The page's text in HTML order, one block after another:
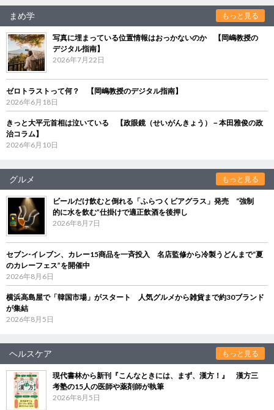
まめ学 もっと見る
写真に埋まっている位置情報はおっかないのか 【岡嶋教授の
デジタル指南】
2026年7月22日
ゼロトラストって何？ 【岡嶋教授のデジタル指南】
2026年6月18日
きっと大平元首相は泣いている 【政眼鏡（せいがんきょう）－本田雅俊の政
治コラム】
2026年6月10日
グルメ もっと見る
ビールだけ飲むと倒れる「ふらつくビアグラス」発売 “強制
的に水を飲む”仕掛けで適正飲酒を後押し
2026年8月7日
セブン‐イレブン、カレー15商品を一斉投入 名店監修から冷製うどんまで“夏
のカレーフェス”を開催中
2026年8月6日
横浜高島屋で「韓国市場」がスタート 人気グルメから雑貨まで約30ブランド
が集結
2026年8月5日
ヘルスケア もっと見る
現代書林から新刊『こんなときには、まず、漢方！』 漢方三
考塾の15人の医師や薬剤師が執筆
2026年8月5日